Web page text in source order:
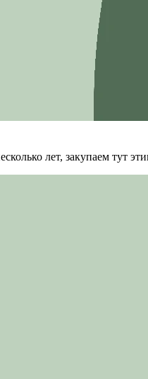
лет, закупаем тут